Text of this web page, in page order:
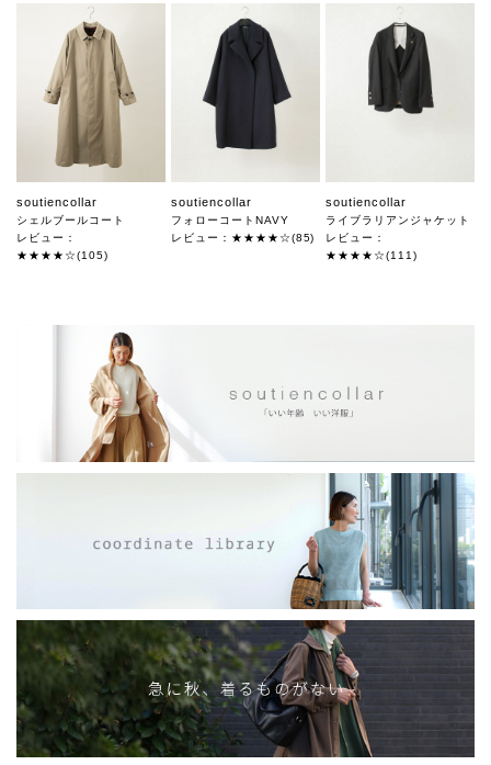
soutiencollar
シェルブールコート
レビュー：
★★★★☆(105)
soutiencollar
フォローコートNAVY
レビュー：★★★★☆(85)
soutiencollar
ライブラリアンジャケット
レビュー：
★★★★☆(111)